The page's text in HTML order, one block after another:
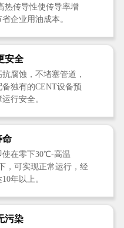
热传导性使传导率增
企业用油成本。
安全
腐蚀，不堵塞管道，
独有的CENT设备预
行安全。
命
使在零下30℃-高温
，可实现正常运行，经
年以上。
污染